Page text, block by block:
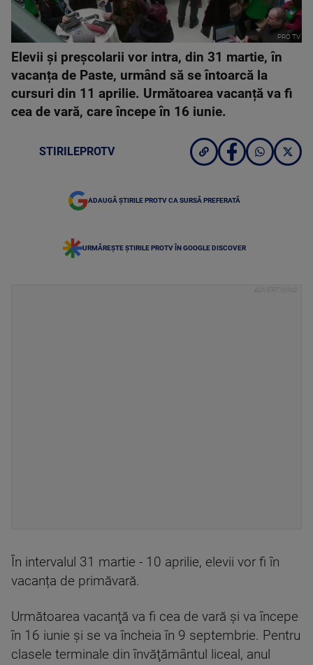
PRO TV
Elevii și preșcolarii vor intra, din 31 martie, în
vacanța de Paste, urmând să se întoarcă la
cursuri din 11 aprilie. Următoarea vacanță va fi
cea de vară, care începe în 16 iunie.
STIRILEPROTV
ADAUGĂ ȘTIRILE PROTV CA SURSĂ PREFERATĂ
URMĂREȘTE ȘTIRILE PROTV ÎN GOOGLE DISCOVER
În intervalul 31 martie - 10 aprilie, elevii vor fi în
vacanța de primăvară.
Următoarea vacanţă va fi cea de vară şi va începe
în 16 iunie şi se va încheia în 9 septembrie. Pentru
clasele terminale din învăţământul liceal, anul